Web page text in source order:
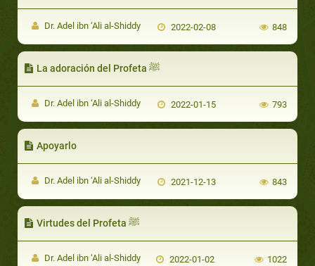
Dr. Adel ibn ‘Ali al-Shiddy 2022-02-08 848
La adoración del Profeta ﷺ
Dr. Adel ibn ‘Ali al-Shiddy 2022-01-15 793
Apoyarlo
Dr. Adel ibn ‘Ali al-Shiddy 2021-12-13 843
Virtudes del Profeta ﷺ
Dr. Adel ibn ‘Ali al-Shiddy 2022-01-02 1022